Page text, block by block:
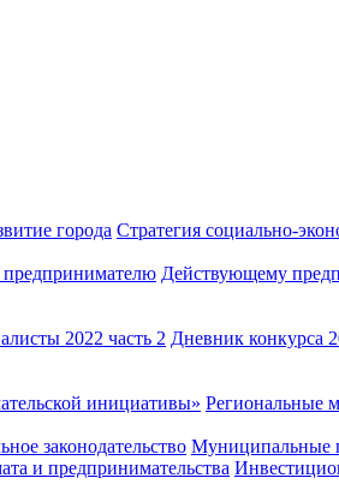
города Стратегия социально-
Действующему
2022 часть 2 Дневник конкурса
инициативы» Региональные
законодательство Муниципальные
и предпринимательства